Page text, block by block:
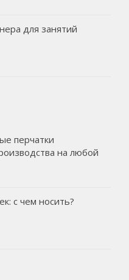
для занятий
перчатки
на любой
с чем носить?